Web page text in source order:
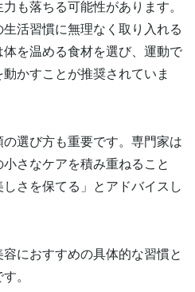
も落ちる可能性があります。
活習慣に無理なく取り入れる
を温める食材を選び、運動で
かすことが推奨されていま
選び方も重要です。専門家は
小さなケアを積み重ねること
さを保てる」とアドバイスし
におすすめの具体的な習慣と
。